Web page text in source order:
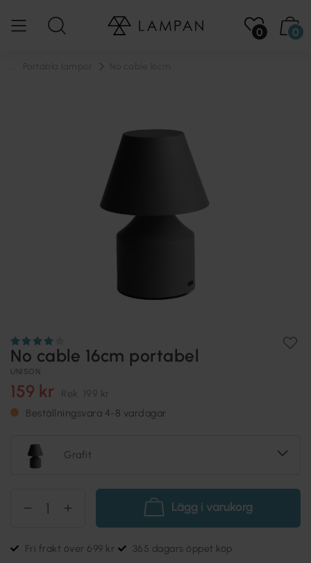
0 0
No cable 16cm portabel
UNISON
159 kr Rek. 199 kr
Beställningsvara 4-8 vardagar
Grafit
Lägg i varukorg
Fri frakt över 699 kr 365 dagars öppet köp